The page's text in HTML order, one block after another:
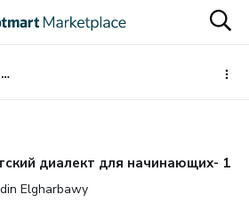
Египетский диалект для начинающих- 1
диалект для начинающих- 1
Elgharbawy